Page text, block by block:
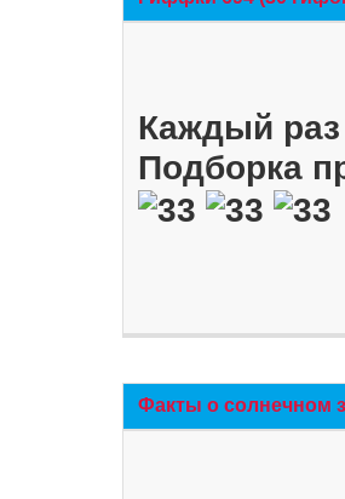
Каждый
Подборка
Факты о солнечном